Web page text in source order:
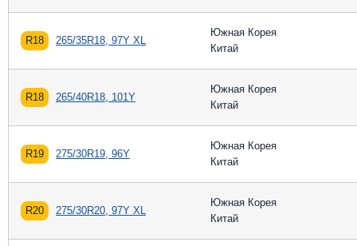
R18 265/35R18, 97Y XL
Южная Корея
Китай
R18 265/40R18, 101Y
Южная Корея
Китай
R19 275/30R19, 96Y
Южная Корея
Китай
R20 275/30R20, 97Y XL
Южная Корея
Китай